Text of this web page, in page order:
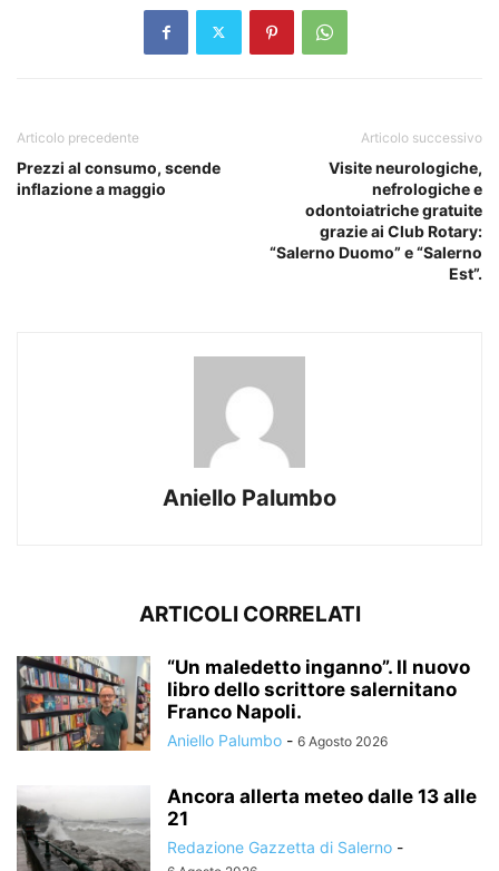
Articolo precedente
Prezzi al consumo, scende
inflazione a maggio
Articolo successivo
Visite neurologiche,
nefrologiche e
odontoiatriche gratuite
grazie ai Club Rotary:
“Salerno Duomo” e “Salerno
Est”.
Aniello Palumbo
ARTICOLI CORRELATI
“Un maledetto inganno”. Il nuovo
libro dello scrittore salernitano
Franco Napoli.
Aniello Palumbo - 6 Agosto 2026
Ancora allerta meteo dalle 13 alle
21
Redazione Gazzetta di Salerno -